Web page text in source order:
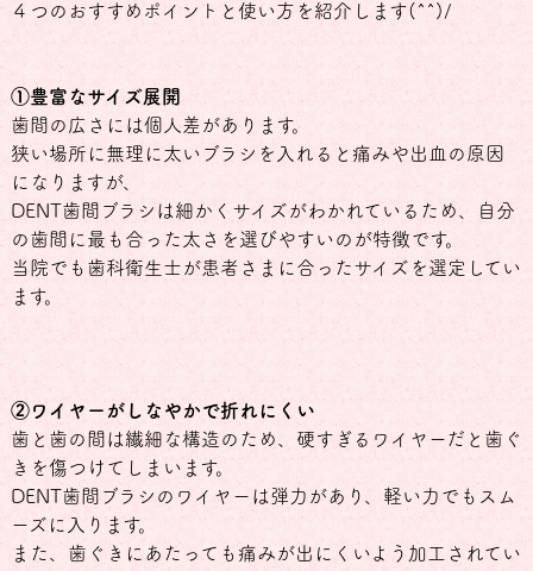
４つのおすすめポイントと使い方を紹介します(^^)/
①豊富なサイズ展開
歯間の広さには個人差があります。
狭い場所に無理に太いブラシを入れると痛みや出血の原因
になりますが、
DENT歯間ブラシは細かくサイズがわかれているため、自分
の歯間に最も合った太さを選びやすいのが特徴です。
当院でも歯科衛生士が患者さまに合ったサイズを選定してい
ます。
②ワイヤーがしなやかで折れにくい
歯と歯の間は繊細な構造のため、硬すぎるワイヤーだと歯ぐ
きを傷つけてしまいます。
DENT歯間ブラシのワイヤーは弾力があり、軽い力でもスム
ーズに入ります。
また、歯ぐきにあたっても痛みが出にくいよう加工されてい